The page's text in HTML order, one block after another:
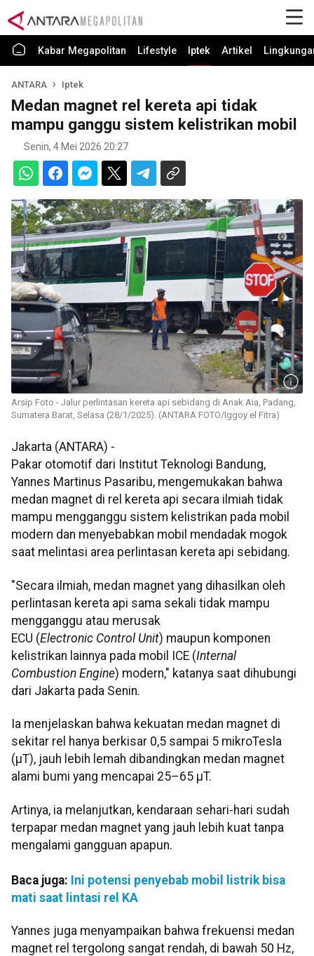
Kabar Megapolitan Lifestyle Iptek Artikel
ANTARA Iptek
Medan magnet rel kereta api tidak
mampu ganggu sistem kelistrikan mobil
Senin, 4 Mei 2026 20:27
Arsip Foto - Jalur perlintasan kereta api sebidang di Anak Aia, Padang,
Sumatera Barat, Selasa (28/1/2025). (ANTARA FOTO/Iggoy el Fitra)
Jakarta (ANTARA) -
Pakar otomotif dari Institut Teknologi Bandung,
Yannes Martinus Pasaribu, mengemukakan bahwa
medan magnet di rel kereta api secara ilmiah tidak
mampu mengganggu sistem kelistrikan pada mobil
modern dan menyebabkan mobil mendadak mogok
saat melintasi area perlintasan kereta api sebidang.
"Secara ilmiah, medan magnet yang dihasilkan oleh
perlintasan kereta api sama sekali tidak mampu
mengganggu atau merusak
ECU (Electronic Control Unit) maupun komponen
kelistrikan lainnya pada mobil ICE (Internal
Combustion Engine) modern," katanya saat dihubungi
dari Jakarta pada Senin.
Ia menjelaskan bahwa kekuatan medan magnet di
sekitar rel hanya berkisar 0,5 sampai 5 mikroTesla
(µT), jauh lebih lemah dibandingkan medan magnet
alami bumi yang mencapai 25–65 µT.
Artinya, ia melanjutkan, kendaraan sehari-hari sudah
terpapar medan magnet yang jauh lebih kuat tanpa
mengalami gangguan apapun.
Baca juga: Ini potensi penyebab mobil listrik bisa
mati saat lintasi rel KA
Yannes juga menyampaikan bahwa frekuensi medan
magnet rel tergolong sangat rendah, di bawah 50 Hz,